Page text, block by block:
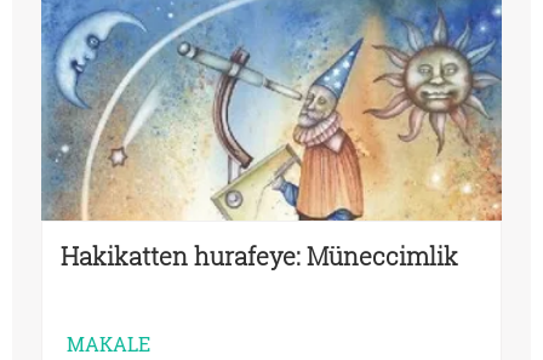
Hakikatten hurafeye: Müneccimlik
MAKALE